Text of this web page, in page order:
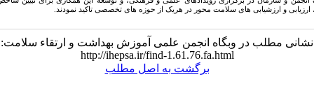
و ارزشیابی های سلامت محور در هریک از حوزه های تخصصی تاکید نمودند.
نشانی مطلب در وبگاه انجمن علمی آموزش بهداشت و ارتقاء سلامت:
http://ihepsa.ir/find-1.61.76.fa.html
برگشت به اصل مطلب